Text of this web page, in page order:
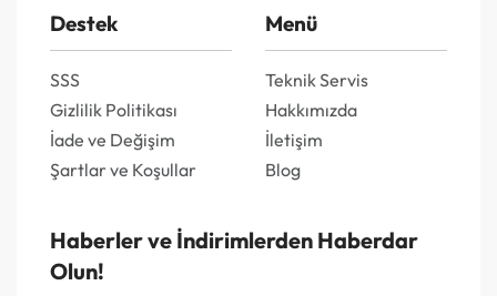
Destek
SSS
Gizlilik Politikası
İade ve Değişim
Şartlar ve Koşullar
Menü
Teknik Servis
Hakkımızda
İletişim
Blog
Haberler ve İndirimlerden Haberdar
Olun!